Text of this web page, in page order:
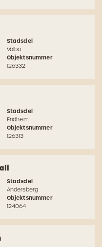
Stadsdel
Valbo
Objektsnummer
126332
Stadsdel
Fridhem
Objektsnummer
126313
Stadsdel
Andersberg
Objektsnummer
124064